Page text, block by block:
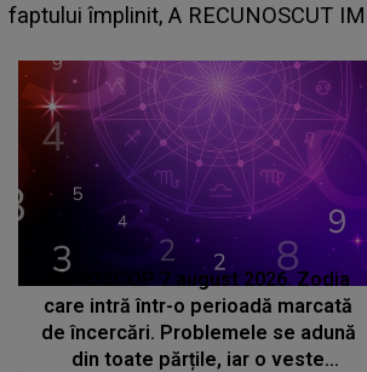
planurile peste cap
HOROSCOP 7 august 2026. Zodia
care intră într-o perioadă marcată
de încercări. Problemele se adună
din toate părțile, iar o veste